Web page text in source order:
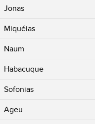
Jonas
Miquéias
Naum
Habacuque
Sofonias
Ageu